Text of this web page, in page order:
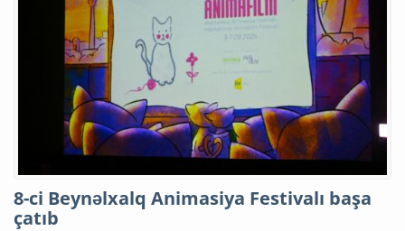
8-ci Beynəlxalq Animasiya Festivalı başa
çatıb